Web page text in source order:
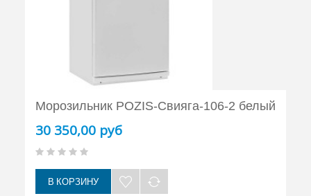
Морозильник POZIS-Свияга-106-2 белый
30 350,00 руб
В КОРЗИНУ